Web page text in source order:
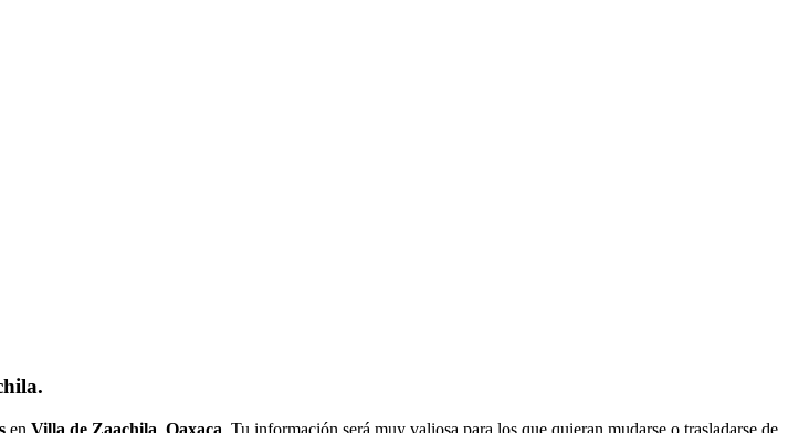
en Villa de Zaachila, Oaxaca. Tu información será muy valiosa para los que quieran mudarse o trasladarse de